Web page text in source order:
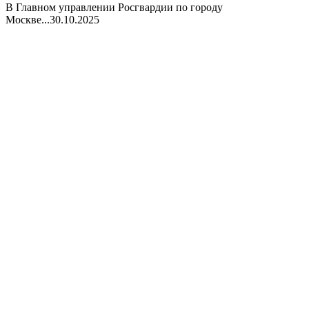
В Главном управлении Росгвардии по городу
Москве...30.10.2025